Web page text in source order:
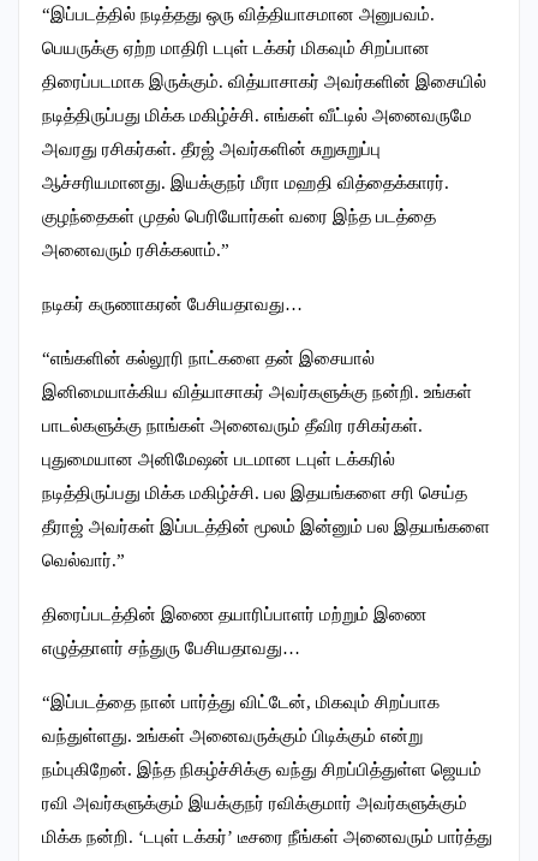
“இப்படத்தில் நடித்தது ஒரு வித்தியாசமான அனுபவம்.
பெயருக்கு ஏற்ற மாதிரி டபுள் டக்கர் மிகவும் சிறப்பான
திரைப்படமாக இருக்கும். வித்யாசாகர் அவர்களின் இசையில்
நடித்திருப்பது மிக்க மகிழ்ச்சி. எங்கள் வீட்டில் அனைவருமே
அவரது ரசிகர்கள். தீரஜ் அவர்களின் சுறுசுறுப்பு
ஆச்சரியமானது. இயக்குநர் மீரா மஹதி வித்தைக்காரர்.
குழந்தைகள் முதல் பெரியோர்கள் வரை இந்த படத்தை
அனைவரும் ரசிக்கலாம்.”
நடிகர் கருணாகரன் பேசியதாவது…
“எங்களின் கல்லூரி நாட்களை தன் இசையால்
இனிமையாக்கிய வித்யாசாகர் அவர்களுக்கு நன்றி. உங்கள்
பாடல்களுக்கு நாங்கள் அனைவரும் தீவிர ரசிகர்கள்.
புதுமையான அனிமேஷன் படமான டபுள் டக்கரில்
நடித்திருப்பது மிக்க மகிழ்ச்சி. பல இதயங்களை சரி செய்த
தீராஜ் அவர்கள் இப்படத்தின் மூலம் இன்னும் பல இதயங்களை
வெல்வார்.”
திரைப்படத்தின் இணை தயாரிப்பாளர் மற்றும் இணை
எழுத்தாளர் சந்துரு பேசியதாவது…
“இப்படத்தை நான் பார்த்து விட்டேன், மிகவும் சிறப்பாக
வந்துள்ளது. உங்கள் அனைவருக்கும் பிடிக்கும் என்று
நம்புகிறேன். இந்த நிகழ்ச்சிக்கு வந்து சிறப்பித்துள்ள ஜெயம்
ரவி அவர்களுக்கும் இயக்குநர் ரவிக்குமார் அவர்களுக்கும்
மிக்க நன்றி. ‘டபுள் டக்கர்’ டீசரை நீங்கள் அனைவரும் பார்த்து